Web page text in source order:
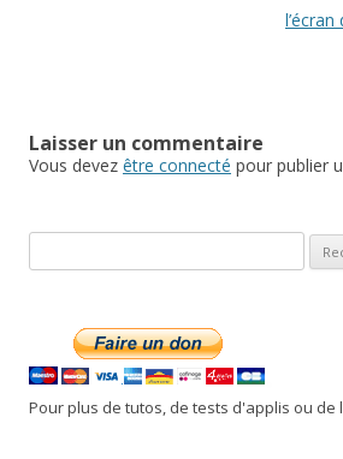
Laisser un commentaire
Vous devez être connecté pour publier
e
e
r
c
Pour plus de tutos, de tests d'applis ou de